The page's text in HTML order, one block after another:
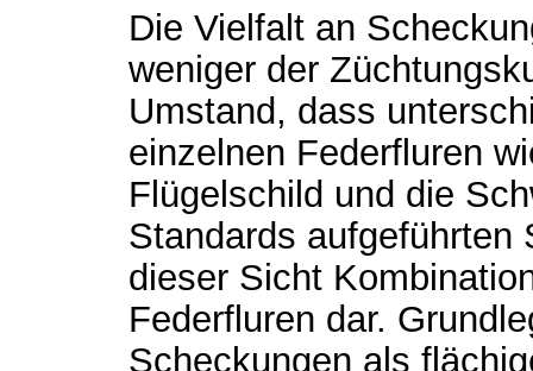
Die Vielfalt an
weniger der
Umstand, dass
einzelnen Federfluren
Flügelschild und die
Standards aufgeführten
dieser Sicht
Federfluren dar.
Scheckungen als